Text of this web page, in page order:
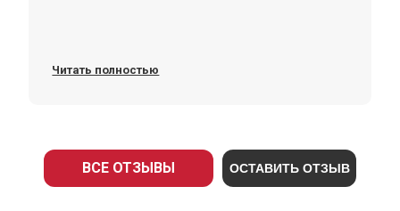
Читать полностью
ВСЕ ОТЗЫВЫ ОСТАВИТЬ ОТЗЫВ